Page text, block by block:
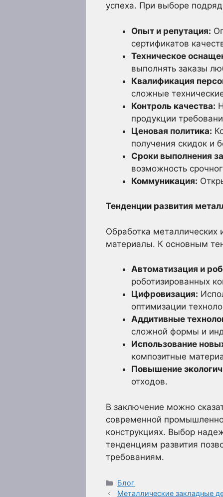
успеха. При выборе
Опыт и репутация:
сертификатов
Техническое
выполнять заказы
Квалификация
сложные
Контроль качества:
продукции
Ценовая политика:
получения скидок и
Сроки выполнения
возможность
Коммуникация:
Тенденции развития
Обработка металлических
материалы. К основным
Автоматизация и
роботизированных
Цифровизация:
оптимизации
Аддитивные
сложной формы и
Использование
композитные
Повышение
отходов.
В заключение можно
современной
конструкциях. Выбор
тенденциям развития
требованиям.
Рубрики
Блог
Металлические закладные